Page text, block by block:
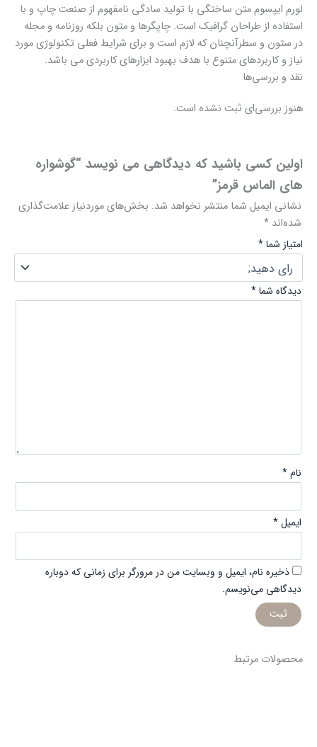
لورم ایپسوم متن ساختگی با تولید سادگی نامفهوم از صنعت چاپ و با
استفاده از طراحان گرافیک است. چاپگرها و متون بلکه روزنامه و مجله
در ستون و سطرآنچنان که لازم است و برای شرایط فعلی تکنولوژی مورد
نیاز و کاربردهای متنوع با هدف بهبود ابزارهای کاربردی می باشد.
نقد و بررسی‌ها
هنوز بررسی‌ای ثبت نشده است.
اولین کسی باشید که دیدگاهی می نویسد “گوشواره
های الماس قرمز”
نشانی ایمیل شما منتشر نخواهد شد. بخش‌های موردنیاز علامت‌گذاری
شده‌اند *
امتیاز شما*
دیدگاه شما*
نام*
ایمیل*
ذخیره نام، ایمیل و وبسایت من در مرورگر برای زمانی که دوباره
دیدگاهی می‌نویسم.
محصولات مرتبط